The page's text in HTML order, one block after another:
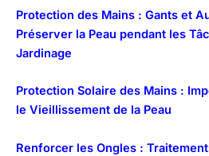
Protection des Mains : Gants et
Préserver la Peau pendant les
Jardinage
Protection Solaire des Mains :
le Vieillissement de la Peau
Renforcer les Ongles :